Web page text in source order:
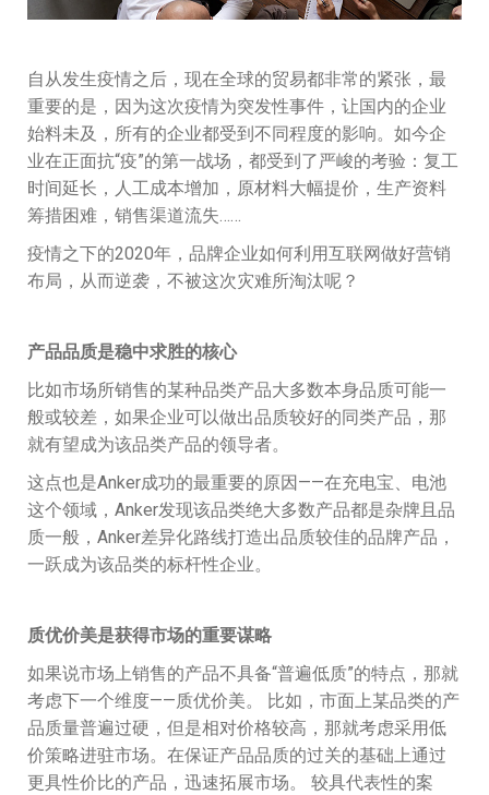
自从发生疫情之后，现在全球的贸易都非常的紧张，最
重要的是，因为这次疫情为突发性事件，让国内的企业
始料未及，所有的企业都受到不同程度的影响。如今企
业在正面抗“疫”的第一战场，都受到了严峻的考验：复工
时间延长，人工成本增加，原材料大幅提价，生产资料
筹措困难，销售渠道流失……
疫情之下的2020年，品牌企业如何利用互联网做好营销
布局，从而逆袭，不被这次灾难所淘汰呢？
产品品质是稳中求胜的核心
比如市场所销售的某种品类产品大多数本身品质可能一
般或较差，如果企业可以做出品质较好的同类产品，那
就有望成为该品类产品的领导者。
这点也是Anker成功的最重要的原因——在充电宝、电池
这个领域，Anker发现该品类绝大多数产品都是杂牌且品
质一般，Anker差异化路线打造出品质较佳的品牌产品，
一跃成为该品类的标杆性企业。
质优价美是获得市场的重要谋略
如果说市场上销售的产品不具备“普遍低质”的特点，那就
考虑下一个维度——质优价美。 比如，市面上某品类的产
品质量普遍过硬，但是相对价格较高，那就考虑采用低
价策略进驻市场。在保证产品品质的过关的基础上通过
更具性价比的产品，迅速拓展市场。 较具代表性的案